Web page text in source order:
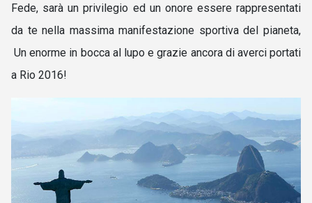
Fede, sarà un privilegio ed un onore essere rappresentati
da te nella massima manifestazione sportiva del pianeta,
Un enorme in bocca al lupo e grazie ancora di averci portati
a Rio 2016!